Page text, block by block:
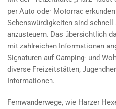
per Auto oder Motorrad
Sehenswürdigkeiten sind schnell
anzusteuern. Das übersichtlich
mit zahlreichen Informationen
Signaturen auf Camping- und
diverse Freizeitstätten,
Informationen.
Fernwanderwege, wie Harzer